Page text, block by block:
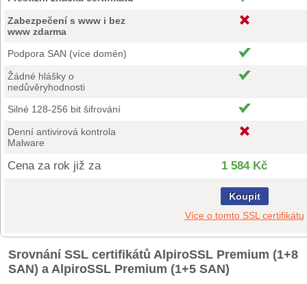
Zabezpečení s www i bez
www zdarma
Podpora SAN (více domén)
Žádné hlášky o
nedůvěryhodnosti
Silné 128-256 bit šifrování
Denní antivirová kontrola
Malware
Cena za rok již za 1 584 Kč
Koupit
Více o tomto SSL certifikátu
Srovnání SSL certifikátů AlpiroSSL Premium (1+8
SAN) a AlpiroSSL Premium (1+5 SAN)